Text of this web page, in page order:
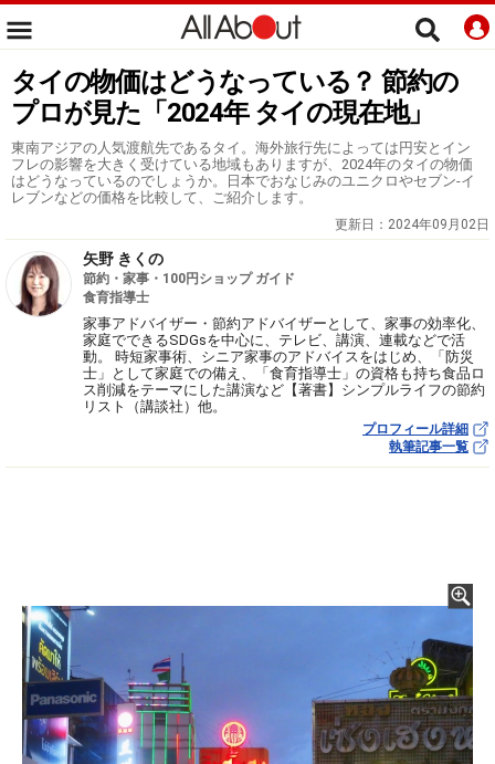
タイの物価はどうなっている？ 節約の
プロが見た「2024年 タイの現在地」
東南アジアの人気渡航先であるタイ。海外旅行先によっては円安とイン
フレの影響を大きく受けている地域もありますが、2024年のタイの物価
はどうなっているのでしょうか。日本でおなじみのユニクロやセブン-イ
レブンなどの価格を比較して、ご紹介します。
更新日： 2024年09月02日
矢野 きくの
節約・家事・100円ショップ ガイド
食育指導士
家事アドバイザー・節約アドバイザーとして、家事の効率化、
家庭でできるSDGsを中心に、テレビ、講演、連載などで活
動。 時短家事術、シニア家事のアドバイスをはじめ、「防災
士」として家庭での備え、「食育指導士」の資格も持ち食品ロ
ス削減をテーマにした講演など【著書】シンプルライフの節約
リスト（講談社）他。
プロフィール詳細
執筆記事一覧